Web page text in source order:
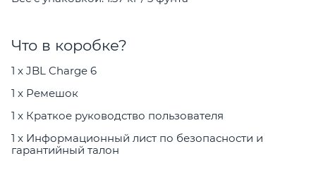
Что в коробке?
1 x JBL Charge 6
1 x Ремешок
1 x Краткое руководство пользователя
1 x Информационный лист по безопасности и
гарантийный талон